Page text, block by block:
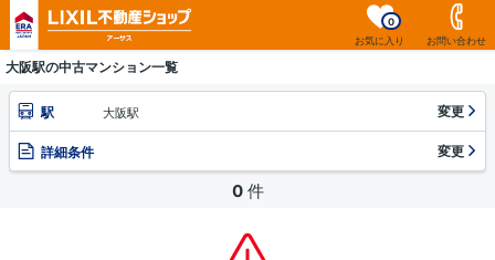
お気に入り
0
お問い合わせ
大阪駅の中古マンション一覧
駅 大阪駅 変更
詳細条件 変更
0 件